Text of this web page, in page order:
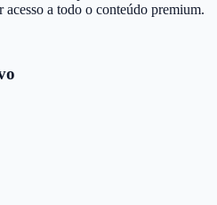
acesso a todo o conteúdo premium.